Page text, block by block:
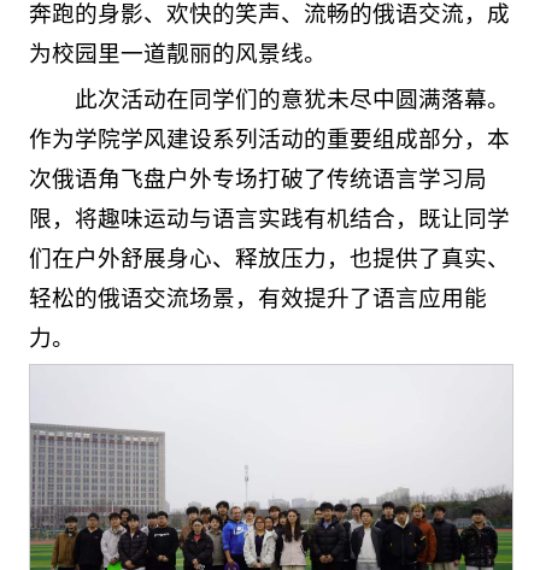
奔跑的身影、欢快的笑声、流畅的俄语交流，成
为校园里一道靓丽的风景线。
此次活动在同学们的意犹未尽中圆满落幕。
作为学院学风建设系列活动的重要组成部分，本
次俄语角飞盘户外专场打破了传统语言学习局
限，将趣味运动与语言实践有机结合，既让同学
们在户外舒展身心、释放压力，也提供了真实、
轻松的俄语交流场景，有效提升了语言应用能
力。